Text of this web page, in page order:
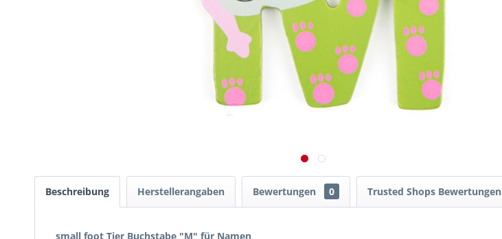
Beschreibung Herstellerangaben Bewertungen 0 Trusted Shops Bewertungen
small foot Tier Buchstabe "M" für Namen